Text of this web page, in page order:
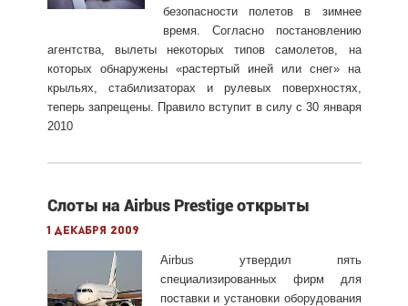
безопасности полетов в зимнее
время. Согласно постановлению
агентства, вылеты некоторых типов самолетов, на
которых обнаружены «растертый иней или снег» на
крыльях, стабилизаторах и рулевых поверхностях,
теперь запрещены. Правило вступит в силу с 30 января
2010
Слоты на Airbus Prestige открыты
1 декабря 2009
Airbus утвердил пять
специализированных фирм для
поставки и установки оборудования